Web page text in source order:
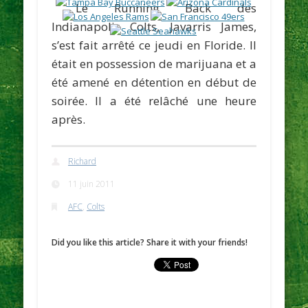
Le Running Back des
Indianapolis Colts,Javarris James,
s’est fait arrêté ce jeudi en Floride. Il
était en possession de marijuana et a
été amené en détention en début de
soirée. Il a été relâché une heure
après.
Richard
11 juin 2011
AFC, Colts
Did you like this article? Share it with your friends!